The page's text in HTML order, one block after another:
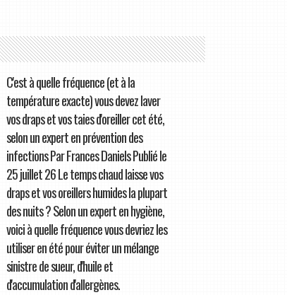
C'est à quelle fréquence (et à la
température exacte) vous devez laver
vos draps et vos taies d'oreiller cet été,
selon un expert en prévention des
infections Par Frances Daniels Publié le
25 juillet 26 Le temps chaud laisse vos
draps et vos oreillers humides la plupart
des nuits ? Selon un expert en hygiène,
voici à quelle fréquence vous devriez les
utiliser en été pour éviter un mélange
sinistre de sueur, d'huile et
d'accumulation d'allergènes.